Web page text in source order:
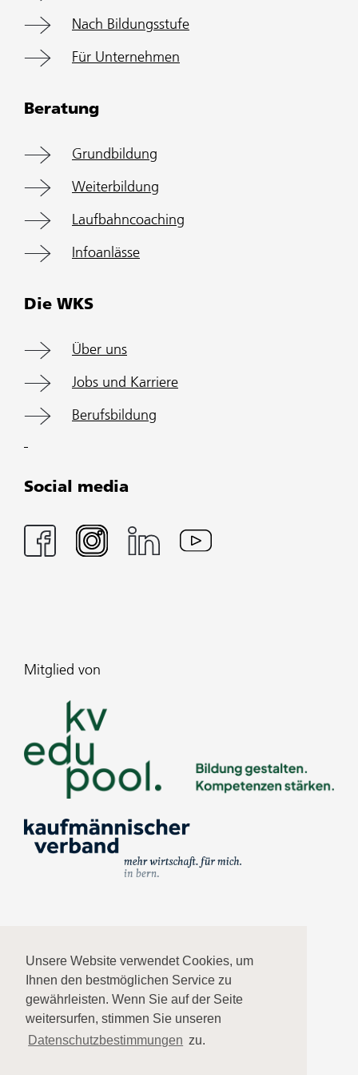
Unsere Website verwendet Cookies, um
Ihnen den bestmöglichen Service zu
gewährleisten. Wenn Sie auf der Seite
weitersurfen, stimmen Sie unseren
Datenschutzbestimmungen zu.
Nach Bildungsstufe
Für Unternehmen
Beratung
Grundbildung
Weiterbildung
Laufbahncoaching
Infoanlässe
Die WKS
Über uns
Jobs und Karriere
Berufsbildung
Social media
Datenschutz
AGB
Mitglied von